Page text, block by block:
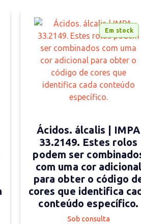
Em stock
Ácidos. álcalis | IMPA
33.2149. Estes rolos
podem ser
com uma cor adicional
para obter o código
cores que identifica
conteúdo específico.
Sob consulta